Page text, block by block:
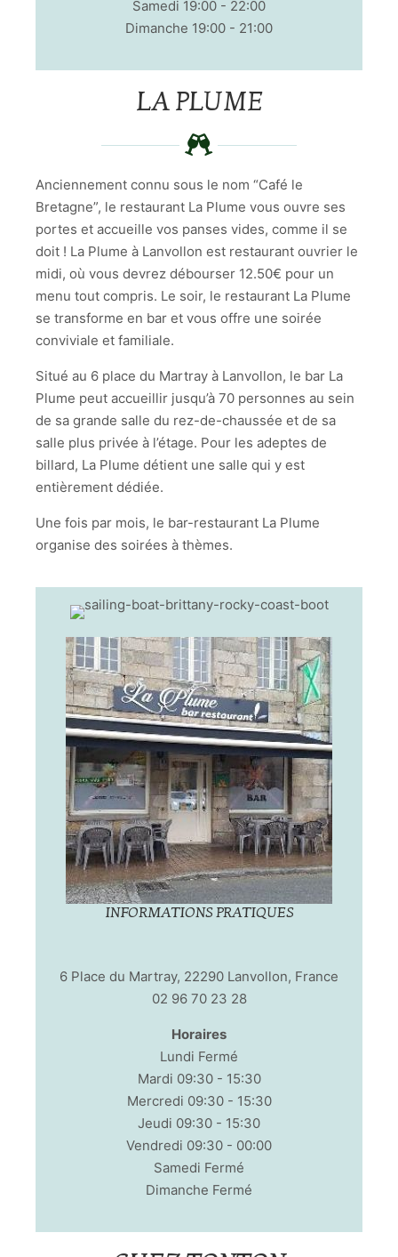
Samedi 19:00 - 22:00
Dimanche 19:00 - 21:00
LA PLUME
Anciennement connu sous le nom “Café le
Bretagne”, le restaurant La Plume vous ouvre ses
portes et accueille vos panses vides, comme il se
doit ! La Plume à Lanvollon est restaurant ouvrier le
midi, où vous devrez débourser 12.50€ pour un
menu tout compris. Le soir, le restaurant La Plume
se transforme en bar et vous offre une soirée
conviviale et familiale.
Situé au 6 place du Martray à Lanvollon, le bar La
Plume peut accueillir jusqu’à 70 personnes au sein
de sa grande salle du rez-de-chaussée et de sa
salle plus privée à l’étage. Pour les adeptes de
billard, La Plume détient une salle qui y est
entièrement dédiée.
Une fois par mois, le bar-restaurant La Plume
organise des soirées à thèmes.
INFORMATIONS PRATIQUES
6 Place du Martray, 22290 Lanvollon, France
02 96 70 23 28
Horaires
Lundi Fermé
Mardi 09:30 - 15:30
Mercredi 09:30 - 15:30
Jeudi 09:30 - 15:30
Vendredi 09:30 - 00:00
Samedi Fermé
Dimanche Fermé